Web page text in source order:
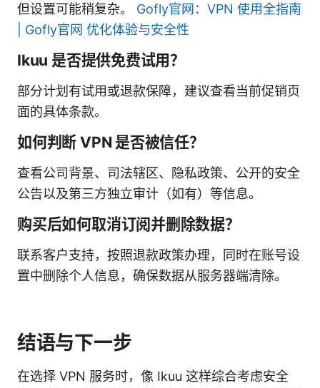
但设置可能稍复杂。 Gofly官网：VPN 使用全指南
| Gofly官网 优化体验与安全性
Ikuu 是否提供免费试用？
部分计划有试用或退款保障，建议查看当前促销页
面的具体条款。
如何判断 VPN 是否被信任？
查看公司背景、司法辖区、隐私政策、公开的安全
公告以及第三方独立审计（如有）等信息。
购买后如何取消订阅并删除数据？
联系客户支持，按照退款政策办理，同时在账号设
置中删除个人信息，确保数据从服务器端清除。
结语与下一步
在选择 VPN 服务时，像 Ikuu 这样综合考虑安全